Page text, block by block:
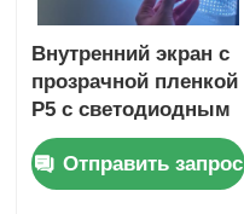
Внутренний экран с
прозрачной пленкой
P5 с светодиодным
освещением
высокой четкости
Отправить запрос